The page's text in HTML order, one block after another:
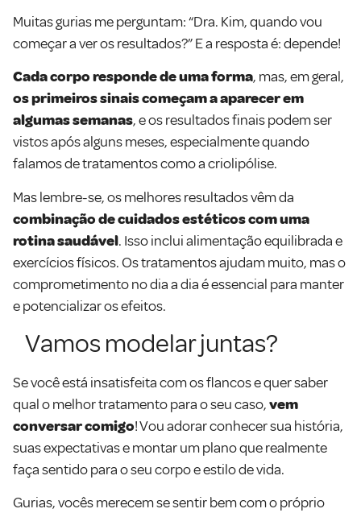
Muitas gurias me perguntam: “Dra. Kim, quando vou
começar a ver os resultados?” E a resposta é: depende!
Cada corpo responde de uma forma, mas, em geral,
os primeiros sinais começam a aparecer em
algumas semanas, e os resultados finais podem ser
vistos após alguns meses, especialmente quando
falamos de tratamentos como a criolipólise.
Mas lembre-se, os melhores resultados vêm da
combinação de cuidados estéticos com uma
rotina saudável. Isso inclui alimentação equilibrada e
exercícios físicos. Os tratamentos ajudam muito, mas o
comprometimento no dia a dia é essencial para manter
e potencializar os efeitos.
Vamos modelar juntas?
Se você está insatisfeita com os flancos e quer saber
qual o melhor tratamento para o seu caso,vem
conversar comigo! Vou adorar conhecer sua história,
suas expectativas e montar um plano que realmente
faça sentido para o seu corpo e estilo de vida.
Gurias, vocês merecem se sentir bem com o próprio